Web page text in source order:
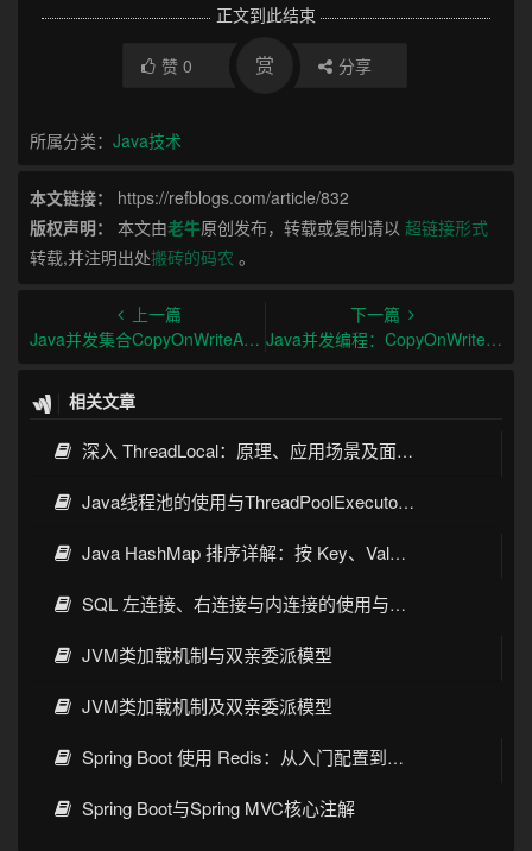
正文到此结束
赞 0 赏 分享
所属分类： Java技术
本文链接：
https://refblogs.com/article/832
版权声明：
本文由老牛原创发布，转载或复制请以 超链接形式
转载,并注明出处搬砖的码农 。
上一篇
Java并发集合CopyOnWriteArrayList与synchronizedList对比
下一篇
Java并发编程：CopyOnWriteArrayList与synchronizedList的区别与选型
相关文章
深入 ThreadLocal：原理、应用场景及面试考点全指南
Java线程池的使用与ThreadPoolExecutor详解
Java HashMap 排序详解：按 Key、Value 排序的几种常见写法
SQL 左连接、右连接与内连接的使用与区别
JVM类加载机制与双亲委派模型
JVM类加载机制及双亲委派模型
Spring Boot 使用 Redis：从入门配置到缓存实战
Spring Boot与Spring MVC核心注解